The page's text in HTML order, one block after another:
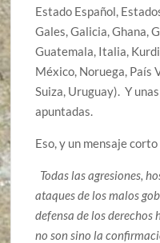
Estado Español,
Gales, Galicia, Ghana,
Guatemala, Italia,
México, Noruega, País
Suiza, Uruguay). Y
apuntadas.
Eso, y un mensaje
Todas las agresiones,
ataques de los malos
defensa de los derechos
no son sino la